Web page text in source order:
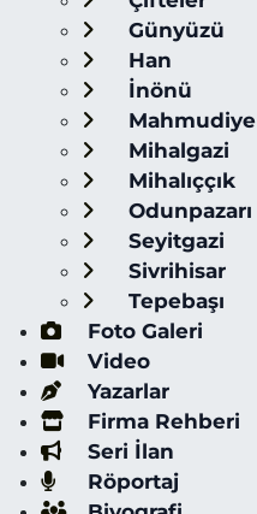
Günyüzü
Han
İnönü
Mahmudiye
Mihalgazi
Mihalıççık
Odunpazarı
Seyitgazi
Sivrihisar
Tepebaşı
Foto Galeri
Video
Yazarlar
Firma Rehberi
Seri İlan
Röportaj